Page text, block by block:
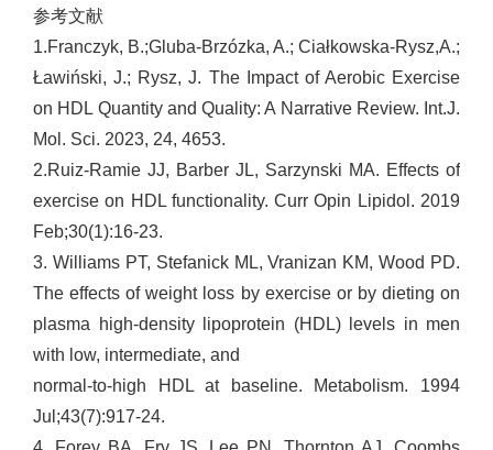
参考文献
1.Franczyk, B.;Gluba-Brzózka, A.; Ciałkowska-Rysz,A.;
Ławiński, J.; Rysz, J. The Impact of Aerobic Exercise
on HDL Quantity and Quality: A Narrative Review. Int.J.
Mol. Sci. 2023, 24, 4653.
2.Ruiz-Ramie JJ, Barber JL, Sarzynski MA. Effects of
exercise on HDL functionality. Curr Opin Lipidol. 2019
Feb;30(1):16-23.
3. Williams PT, Stefanick ML, Vranizan KM, Wood PD.
The effects of weight loss by exercise or by dieting on
plasma high-density lipoprotein (HDL) levels in men
with low, intermediate, and
normal-to-high HDL at baseline. Metabolism. 1994
Jul;43(7):917-24.